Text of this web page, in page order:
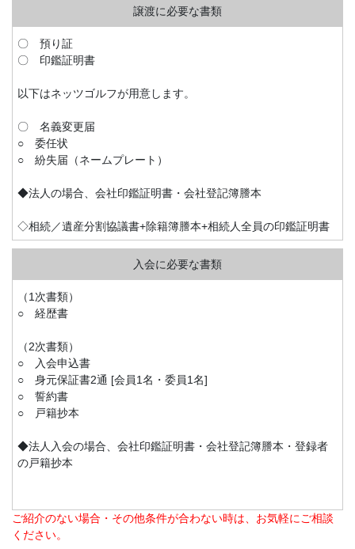
〇 預り証
〇 印鑑証明書
以下はネッツゴルフが用意します。
〇 名義変更届
○ 委任状
○ 紛失届（ネームプレート）
◆法人の場合、会社印鑑証明書・会社登記簿謄本
◇相続／遺産分割協議書+除籍簿謄本+相続人全員の印鑑証明書
（1次書類）
○ 経歴書
（2次書類）
○ 入会申込書
○ 身元保証書2通 [会員1名・委員1名]
○ 誓約書
○ 戸籍抄本
◆法人入会の場合、会社印鑑証明書・会社登記簿謄本・登録者
の戸籍抄本
ご紹介のない場合・その他条件が合わない時は、お気軽にご相談
ください。